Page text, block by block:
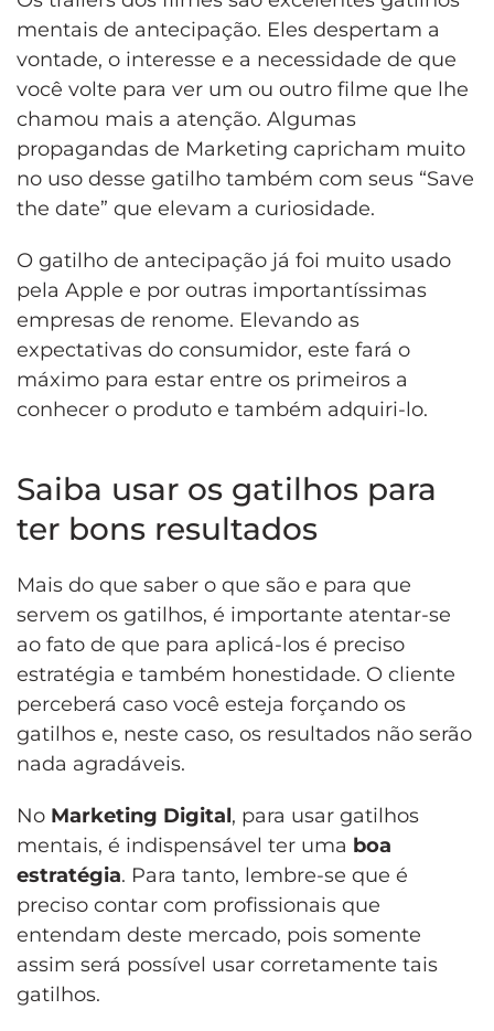
mentais de antecipação. Eles despertam a
vontade, o interesse e a necessidade de que
você volte para ver um ou outro filme que lhe
chamou mais a atenção. Algumas
propagandas de Marketing capricham muito
no uso desse gatilho também com seus “Save
the date” que elevam a curiosidade.
O gatilho de antecipação já foi muito usado
pela Apple e por outras importantíssimas
empresas de renome. Elevando as
expectativas do consumidor, este fará o
máximo para estar entre os primeiros a
conhecer o produto e também adquiri-lo.
Saiba usar os gatilhos para
ter bons resultados
Mais do que saber o que são e para que
servem os gatilhos, é importante atentar-se
ao fato de que para aplicá-los é preciso
estratégia e também honestidade. O cliente
perceberá caso você esteja forçando os
gatilhos e, neste caso, os resultados não serão
nada agradáveis.
No Marketing Digital, para usar gatilhos
mentais, é indispensável ter uma boa
estratégia. Para tanto, lembre-se que é
preciso contar com profissionais que
entendam deste mercado, pois somente
assim será possível usar corretamente tais
gatilhos.